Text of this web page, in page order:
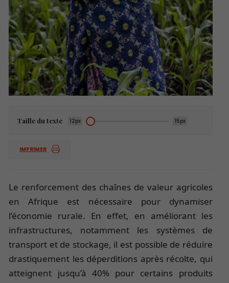
Taille du texte 12px 15px
IMPRIMER
Le renforcement des chaînes de valeur agricoles
en Afrique est nécessaire pour dynamiser
l’économie rurale. En effet, en améliorant les
infrastructures, notamment les systèmes de
transport et de stockage, il est possible de réduire
drastiquement les déperditions après récolte, qui
atteignent jusqu’à 40% pour certains produits